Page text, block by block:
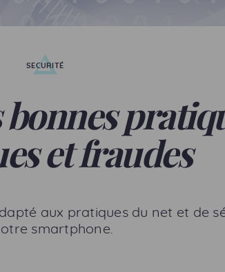
SECURITÉ
et fraudes
aux pratiques du net et de
smartphone.